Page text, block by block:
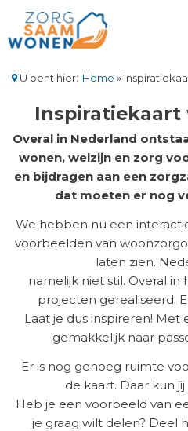
naar
de
gaanU bent hier: Home
Inspiratiekaart
Overal in Nederland
wonen, welzijn en zorg
en bijdragen aan een
dat moeten er nog
We hebben nu een
voorbeelden van
laten zien.
namelijk niet stil. Overal
projecten gerealiseerd.
Laat je dus inspireren! Met
gemakkelijk naar
Er is nog genoeg ruimte
de kaart. Daar kun
Heb je een voorbeeld van
je graag wilt delen? Deel